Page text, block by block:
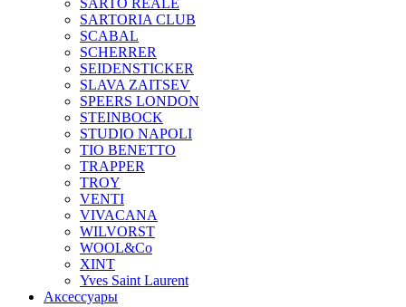
SARTORIA CLUB
SCABAL
SCHERRER
SEIDENSTICKER
SLAVA ZAITSEV
SPEERS LONDON
STEINBOCK
STUDIO NAPOLI
TIO BENETTO
TRAPPER
TROY
VENTI
VIVACANA
WILVORST
WOOL&Co
XINT
Yves Saint Laurent
Аксессуары